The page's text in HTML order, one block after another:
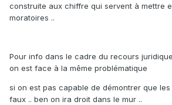
construite aux chiffre qui servent à mettre
moratoires ..
Pour info dans le cadre du recours
on est face à la même problématique
si on est pas capable de démontrer que
faux .. ben on ira droit dans le mur ..